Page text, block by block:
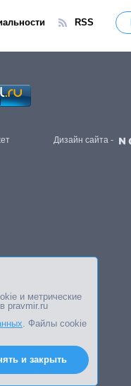
RSS
Дизайн сайта -
и метрические
pravmir.ru
. Файлы cookie
и закрыть